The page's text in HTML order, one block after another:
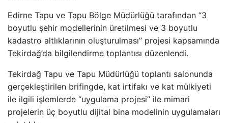
Edirne Tapu ve Tapu Bölge Müdürlüğü tarafından “3
boyutlu şehir modellerinin üretilmesi ve 3 boyutlu
kadastro altlıklarının oluşturulması” projesi kapsamında
Tekirdağ’da bilgilendirme toplantısı düzenlendi.
Tekirdağ Tapu ve Tapu Müdürlüğü toplantı salonunda
gerçekleştirilen brifingde, kat irtifakı ve kat mülkiyeti
ile ilgili işlemlerde “uygulama projesi” ile mimari
projelerin üç boyutlu dijital bina modelinin uygulamaları